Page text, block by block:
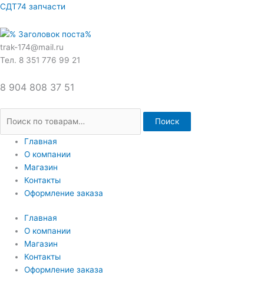
Перейти
содержимому
СДТ74 запчасти
trak-174@mail.ru
Тел. 8 351 776 99 21
8 904 808 37 51
Искать:
Поиск
Главная
О компании
Магазин
Контакты
Оформление заказа
Главная
О компании
Магазин
Контакты
Оформление заказа